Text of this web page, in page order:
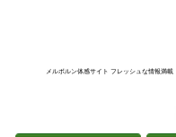
メルボルン体感サイト フレッシュな情報満載